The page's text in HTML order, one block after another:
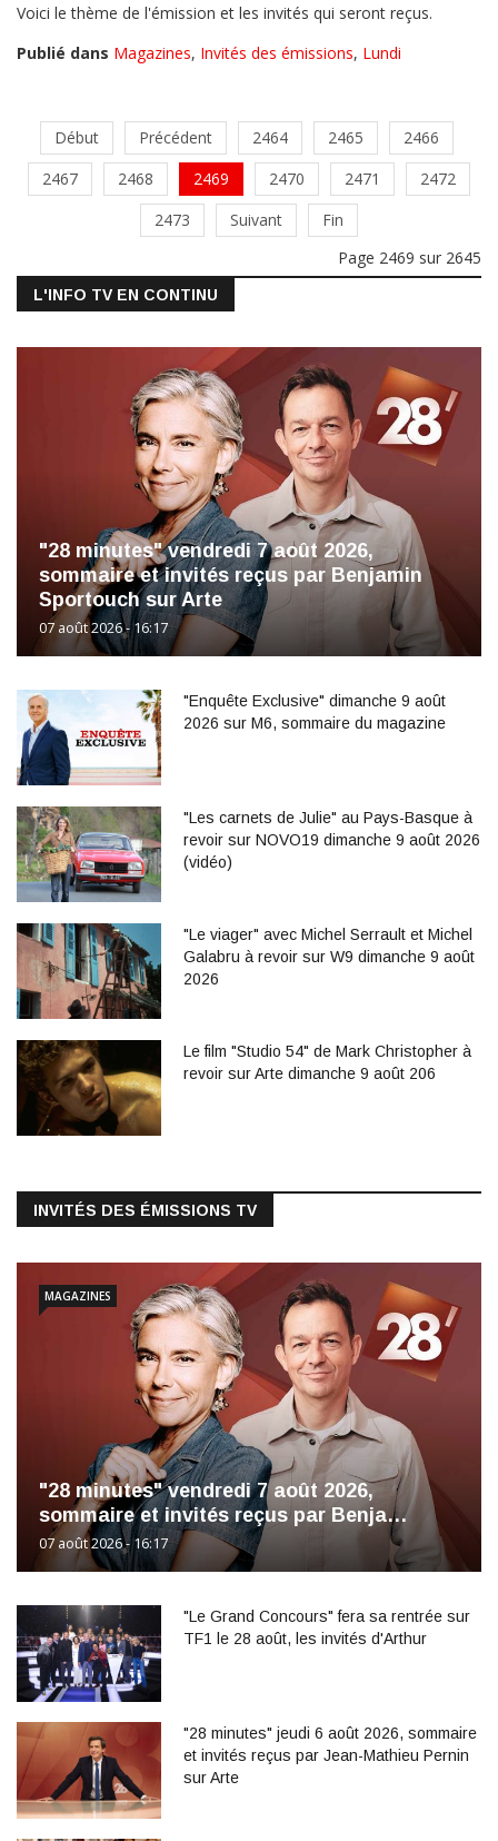
Voici le thème de l'émission et les invités qui seront reçus.
Publié dans Magazines, Invités des émissions, Lundi
Début Précédent 2464 2465
2466
2467
2468 2469 2470 2471
2472
2473
Suivant
Fin
Page 2469 sur 2645
L'INFO TV EN CONTINU
"28 minutes" vendredi 7 août 2026,
sommaire et invités reçus par Benjamin
Sportouch sur Arte
07 août 2026 - 16:17
"Enquête Exclusive" dimanche 9 août
2026 sur M6, sommaire du magazine
"Les carnets de Julie" au Pays-Basque à
revoir sur NOVO19 dimanche 9 août 2026
(vidéo)
"Le viager" avec Michel Serrault et Michel
Galabru à revoir sur W9 dimanche 9 août
2026
Le film "Studio 54" de Mark Christopher à
revoir sur Arte dimanche 9 août 206
INVITÉS DES ÉMISSIONS TV
"28 minutes" vendredi 7 août 2026,
sommaire et invités reçus par Benja…
07 août 2026 - 16:17
MAGAZINES
"Le Grand Concours" fera sa rentrée sur
TF1 le 28 août, les invités d'Arthur
"28 minutes" jeudi 6 août 2026, sommaire
et invités reçus par Jean-Mathieu Pernin
sur Arte